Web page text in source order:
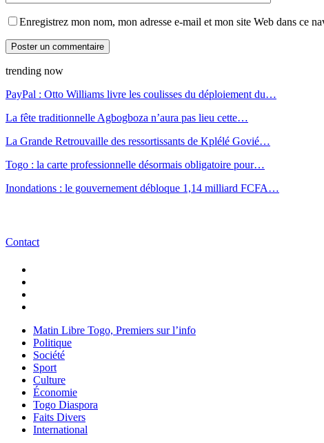
Enregistrez mon nom, mon adresse e-mail et mon site Web dans ce
trending now
PayPal : Otto Williams livre les coulisses du déploiement du…
La fête traditionnelle Agbogboza n’aura pas lieu cette…
La Grande Retrouvaille des ressortissants de Kplélé Govié…
Togo : la carte professionnelle désormais obligatoire pour…
Inondations : le gouvernement débloque 1,14 milliard FCFA…
Contact
Matin Libre Togo, Premiers sur l’info
Politique
Société
Sport
Culture
Économie
Togo Diaspora
Faits Divers
International